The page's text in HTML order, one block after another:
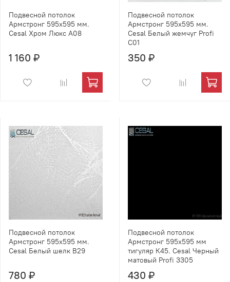
Подвесной потолок
Армстронг 595х595 мм.
Cesal Хром Люкс А08
1 160 ₽
Подвесной потолок
Армстронг 595х595 мм.
Cesal Белый жемчуг Profi
C01
350 ₽
Подвесной потолок
Армстронг 595х595 мм.
Cesal Белый шелк В29
780 ₽
Подвесной потолок
Армстронг 595х595 мм
тигуляр К45. Cesal Черный
матовый Profi 3305
430 ₽